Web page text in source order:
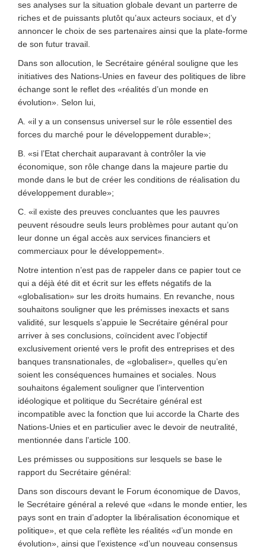
ses analyses sur la situation globale devant un parterre de
riches et de puissants plutôt qu’aux acteurs sociaux, et d’y
annoncer le choix de ses partenaires ainsi que la plate-forme
de son futur travail.
Dans son allocution, le Secrétaire général souligne que les
initiatives des Nations-Unies en faveur des politiques de libre
échange sont le reflet des «réalités d’un monde en
évolution». Selon lui,
A. «il y a un consensus universel sur le rôle essentiel des
forces du marché pour le développement durable»;
B. «si l’Etat cherchait auparavant à contrôler la vie
économique, son rôle change dans la majeure partie du
monde dans le but de créer les conditions de réalisation du
développement durable»;
C. «il existe des preuves concluantes que les pauvres
peuvent résoudre seuls leurs problèmes pour autant qu’on
leur donne un égal accès aux services financiers et
commerciaux pour le développement».
Notre intention n’est pas de rappeler dans ce papier tout ce
qui a déjà été dit et écrit sur les effets négatifs de la
«globalisation» sur les droits humains. En revanche, nous
souhaitons souligner que les prémisses inexacts et sans
validité, sur lesquels s’appuie le Secrétaire général pour
arriver à ses conclusions, coïncident avec l’objectif
exclusivement orienté vers le profit des entreprises et des
banques transnationales, de «globaliser», quelles qu’en
soient les conséquences humaines et sociales. Nous
souhaitons également souligner que l’intervention
idéologique et politique du Secrétaire général est
incompatible avec la fonction que lui accorde la Charte des
Nations-Unies et en particulier avec le devoir de neutralité,
mentionnée dans l’article 100.
Les prémisses ou suppositions sur lesquels se base le
rapport du Secrétaire général:
Dans son discours devant le Forum économique de Davos,
le Secrétaire général a relevé que «dans le monde entier, les
pays sont en train d’adopter la libéralisation économique et
politique», et que cela reflète les réalités «d’un monde en
évolution», ainsi que l’existence «d’un nouveau consensus